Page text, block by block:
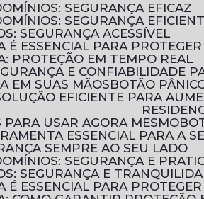
SEGURANÇA EFICAZ
SEGURANÇA
SEGURANÇA ACESSÍVEL
É ESSENCIAL PARA
PROTEÇÃO EM TEMPO REAL
E CONFIABILIDADE
EM SUAS MÃOS
BOTÃO
PARA USAR AGORA MESMO
ESSENCIAL PARA A
SEMPRE AO SEU LADO
SEGURANÇA E
SEGURANÇA E
É ESSENCIAL PARA